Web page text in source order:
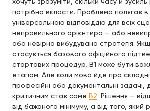
потрібно вкласти. Проблема полягає
універсальною відповіддю для всіх
неправильного орієнтира — або
або невірно вибудувана стратегія.
стосується базового офіційного
стартових процедур, B1 може бути
етапом. Але коли мова йде про
професійні або документальні задачі,
критичним стає саме B2. Рішення —
від бажаного мінімуму, а від того, який